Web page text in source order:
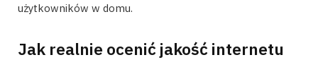
użytkowników w domu.
Jak realnie ocenić jakość internetu